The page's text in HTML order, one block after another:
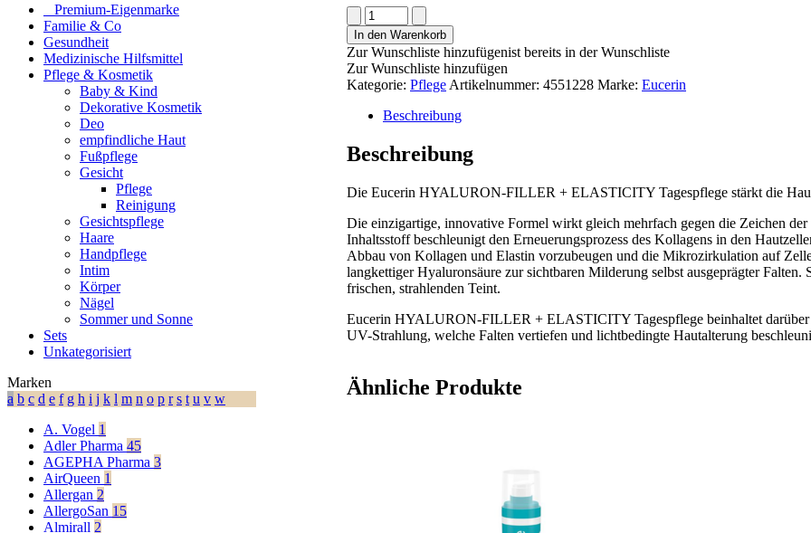
Eucerin
Hyaluron-
Filler
+
Elasticity
Tagespflege
Menge
In den Warenkorb
Zur Wunschliste hinzufügenist bereits in der Wunschliste
Zur Wunschliste hinzufügen
Kategorie: Pflege Artikelnummer: 4551228 Marke: Eucerin
Beschreibung
Beschreibung
Die Eucerin HYALURON-FILLER + ELASTICITY Tagespflege stärkt die
Die einzigartige, innovative Formel wirkt gleich mehrfach gegen die Zeichen
Inhaltsstoff beschleunigt den Erneuerungsprozess des Kollagens in den
Abbau von Kollagen und Elastin vorzubeugen und die Mikrozirkulation auf
langkettiger Hyaluronsäure zur sichtbaren Milderung selbst ausgeprägter
frischen, strahlenden Teint.
Eucerin HYALURON-FILLER + ELASTICITY Tagespflege beinhaltet
UV-Strahlung, welche Falten vertiefen und lichtbedingte Hautalterung
Ähnliche Produkte
⠀​Premium-Eigenmarke
Familie & Co
Gesundheit
Medizinische Hilfsmittel
Pflege & Kosmetik
Baby & Kind
Dekorative Kosmetik
Deo
empfindliche Haut
Fußpflege
Gesicht
Pflege
Reinigung
Gesichtspflege
Haare
Handpflege
Intim
Körper
Nägel
Sommer und Sonne
Sets
Unkategorisiert
Marken
a b c d e f g h i j k l m n o p r s t u v w
A. Vogel 1
Adler Pharma 45
AGEPHA Pharma 3
AirQueen 1
Allergan 2
AllergoSan 15
Almirall 2